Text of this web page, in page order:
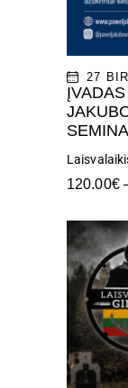
27
120.00€